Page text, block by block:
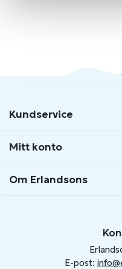
Kundservice
Mitt konto
Om Erlandsons
E-post: